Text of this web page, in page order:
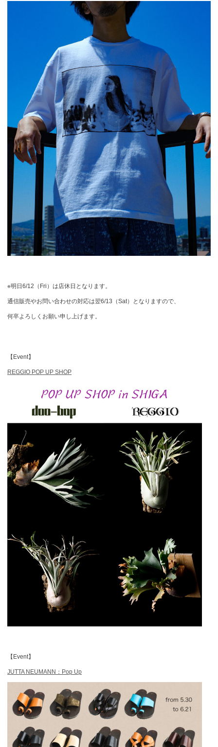
※明日6/12（Fri）は店休日となります。
通信販売やお問い合わせの対応は翌6/13（Sat）となりますので、
何卒よろしくお願い申し上げます。
【Event】
REGGIO POP UP SHOP
【Event】
JUTTA NEUMANN：Pop Up